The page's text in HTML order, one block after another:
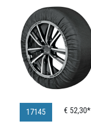
17145 € 52,30*